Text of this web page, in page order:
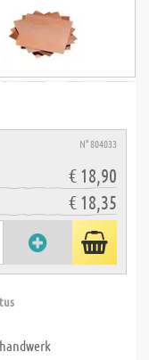
N° 804033
€ 18,90
€ 18,35